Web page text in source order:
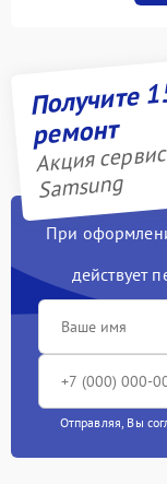
Получите
ремонт
Акция
Samsung
При
действует
Отправляя, Вы